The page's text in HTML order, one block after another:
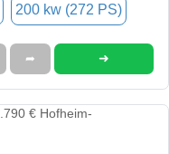
200 kw (272 PS)
➦ ➜